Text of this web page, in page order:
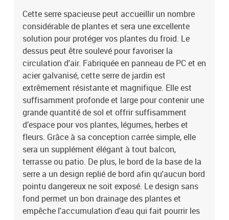
Cette serre spacieuse peut accueillir un nombre
considérable de plantes et sera une excellente
solution pour protéger vos plantes du froid. Le
dessus peut être soulevé pour favoriser la
circulation d'air. Fabriquée en panneau de PC et en
acier galvanisé, cette serre de jardin est
extrêmement résistante et magnifique. Elle est
suffisamment profonde et large pour contenir une
grande quantité de sol et offrir suffisamment
d’espace pour vos plantes, légumes, herbes et
fleurs. Grâce à sa conception carrée simple, elle
sera un supplément élégant à tout balcon,
terrasse ou patio. De plus, le bord de la base de la
serre a un design replié de bord afin qu'aucun bord
pointu dangereux ne soit exposé. Le design sans
fond permet un bon drainage des plantes et
empêche l'accumulation d'eau qui fait pourrir les